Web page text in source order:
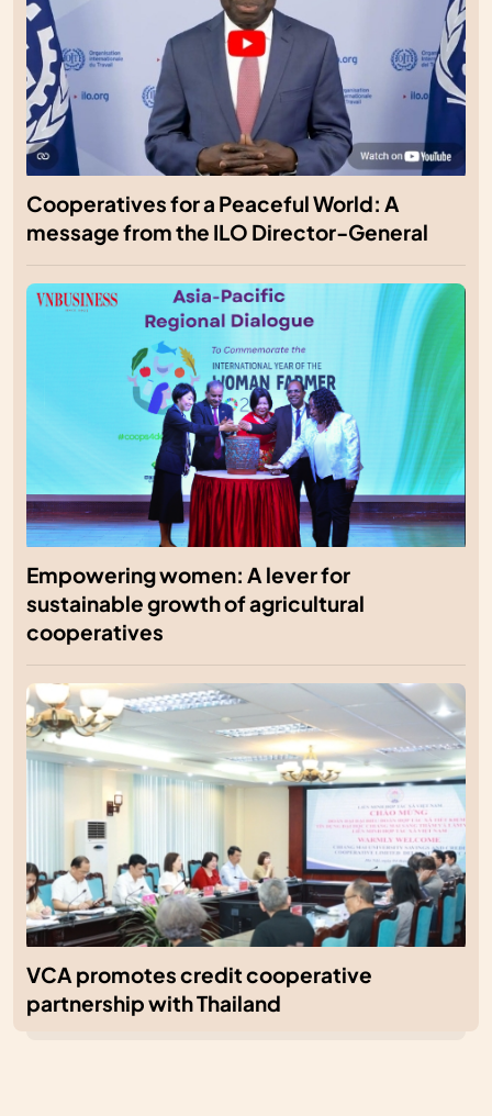
Cooperatives for a Peaceful World: A
message from the ILO Director-General
Empowering women: A lever for
sustainable growth of agricultural
cooperatives
VCA promotes credit cooperative
partnership with Thailand